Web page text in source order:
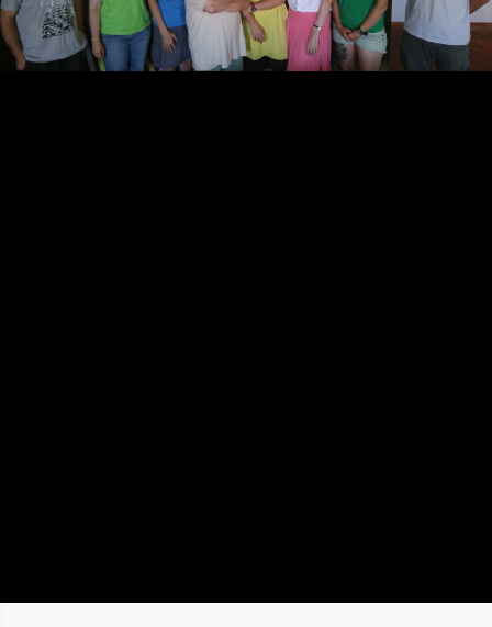
Video